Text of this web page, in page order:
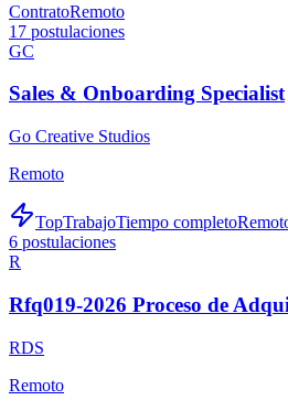
ContratoRemoto
17 postulaciones
GC
Sales & Onboarding Specialist
Go Creative Studios
Remoto
TopTrabajoTiempo completo
6 postulaciones
R
Rfq019-2026 Proceso de
RDS
Remoto